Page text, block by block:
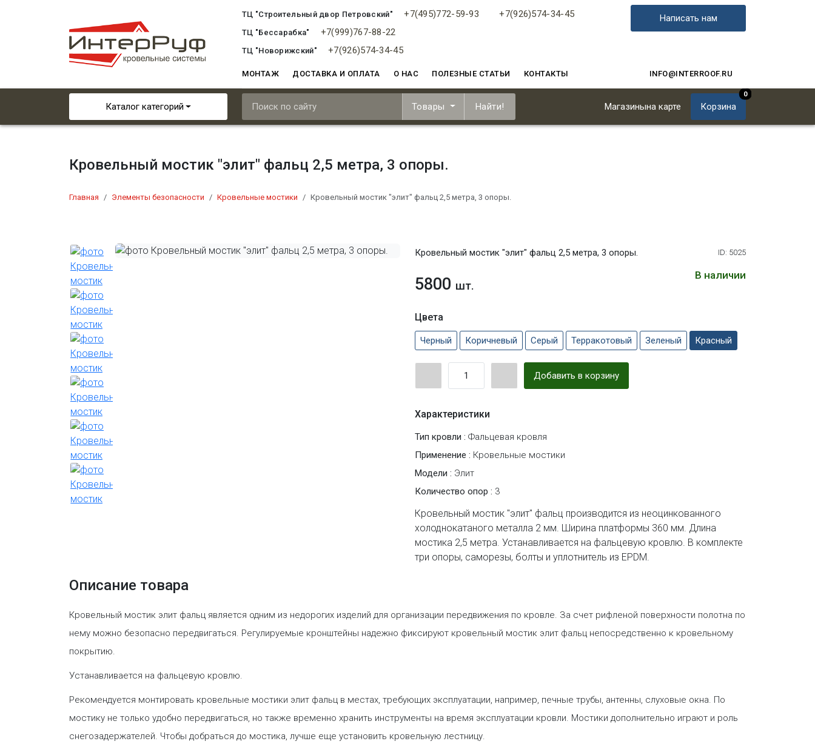
ТЦ "Строительный двор Петровский" +7(495)772-59-93 +7(926)574-34-45
ТЦ "Бессарабка" +7(999)767-88-22
ТЦ "Новорижский" +7(926)574-34-45
Написать нам
МОНТАЖ ДОСТАВКА И ОПЛАТА О НАС ПОЛЕЗНЫЕ СТАТЬИ КОНТАКТЫ INFO@INTERROOF.RU
Каталог категорий Товары Найти! Магазинына карте Корзина
0
Кровельный мостик "элит" фальц 2,5 метра, 3 опоры.
Главная Элементы безопасности Кровельные мостики Кровельный мостик "элит" фальц 2,5 метра, 3 опоры.
Кровельный мостик "элит" фальц 2,5 метра, 3 опоры. ID: 5025
В наличии
5800 шт.
Цвета
Черный Коричневый Серый Терракотовый Зеленый Красный
Добавить в корзину
Характеристики
Тип кровли : Фальцевая кровля
Применение : Кровельные мостики
Модели : Элит
Количество опор : 3
Кровельный мостик "элит" фальц производится из неоцинкованного
холоднокатаного металла 2 мм. Ширина платформы 360 мм. Длина
мостика 2,5 метра. Устанавливается на фальцевую кровлю. В комплекте
три опоры, саморезы, болты и уплотнитель из EPDM.
Описание товара
Кровельный мостик элит фальц является одним из недорогих изделий для организации передвижения по кровле. За счет рифленой поверхности полотна по
нему можно безопасно передвигаться. Регулируемые кронштейны надежно фиксируют кровельный мостик элит фальц непосредственно к кровельному
покрытию.
Устанавливается на фальцевую кровлю.
Рекомендуется монтировать кровельные мостики элит фальц в местах, требующих эксплуатации, например, печные трубы, антенны, слуховые окна. По
мостику не только удобно передвигаться, но также временно хранить инструменты на время эксплуатации кровли. Мостики дополнительно играют и роль
снегозадержателей. Чтобы добраться до мостика, лучше еще установить кровельную лестницу.